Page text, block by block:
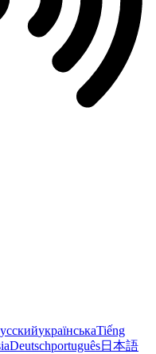
українськаTiếng
Deutschportuguês日本語